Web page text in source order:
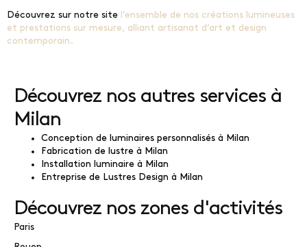
Découvrez sur notre site l’ensemble de nos créations lumineuses
et prestations sur mesure, alliant artisanat d’art et design
contemporain.
Découvrez nos autres services à
Milan
Conception de luminaires personnalisés à Milan
Fabrication de lustre à Milan
Installation luminaire à Milan
Entreprise de Lustres Design à Milan
Découvrez nos zones d'activités
Paris